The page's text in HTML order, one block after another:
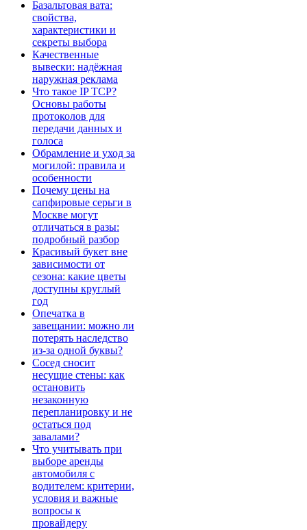
Базальтовая вата:
свойства,
характеристики и
секреты выбора
Качественные
вывески: надёжная
наружная реклама
Что такое IP TCP?
Основы работы
протоколов для
передачи данных и
голоса
Обрамление и уход за
могилой: правила и
особенности
Почему цены на
сапфировые серьги в
Москве могут
отличаться в разы:
подробный разбор
Красивый букет вне
зависимости от
сезона: какие цветы
доступны круглый
год
Опечатка в
завещании: можно ли
потерять наследство
из-за одной буквы?
Сосед сносит
несущие стены: как
остановить
незаконную
перепланировку и не
остаться под
завалами?
Что учитывать при
выборе аренды
автомобиля с
водителем: критерии,
условия и важные
вопросы к
провайдеру